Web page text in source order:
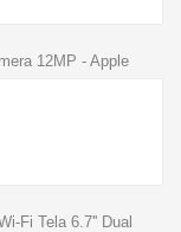
12MP - Apple
Fi Tela 6.7'' Dual